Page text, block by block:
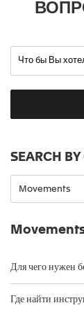
SEARCH BY
Для чего нужен
Где найти